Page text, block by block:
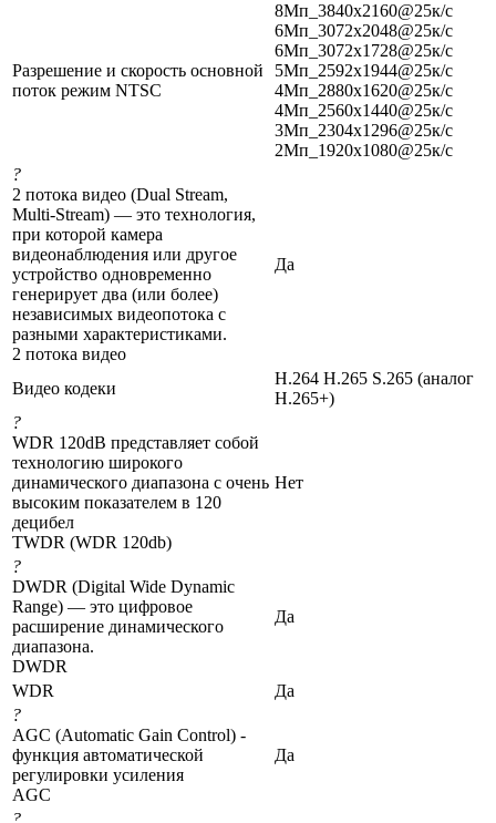
Разрешение и скорость основной
поток режим NTSC
8Мп_3840x2160@25к/с
6Мп_3072x2048@25к/с
6Мп_3072x1728@25к/с
5Мп_2592x1944@25к/с
4Мп_2880x1620@25к/с
4Мп_2560x1440@25к/с
3Мп_2304x1296@25к/с
2Мп_1920x1080@25к/с
?
2 потока видео (Dual Stream,
Multi-Stream) — это технология,
при которой камера
видеонаблюдения или другое
устройство одновременно
генерирует два (или более)
независимых видеопотока с
разными характеристиками.
2 потока видео
Да
Видео кодеки
H.264 H.265 S.265 (аналог
H.265+)
?
WDR 120dB представляет собой
технологию широкого
динамического диапазона с очень
высоким показателем в 120
децибел
TWDR (WDR 120db)
Нет
?
DWDR (Digital Wide Dynamic
Range) — это цифровое
расширение динамического
диапазона.
DWDR
Да
WDR
Да
?
AGC (Automatic Gain Control) -
функция автоматической
регулировки усиления
AGC
Да